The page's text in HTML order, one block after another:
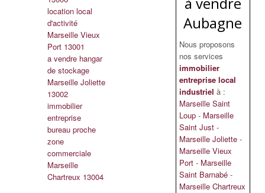
location local
d'activité
Marseille Vieux
Port 13001
a vendre hangar
de stockage
Marseille Joliette
13002
immobilier
entreprise
bureau proche
zone
commerciale
Marseille
Chartreux 13004
Aubagne
Nous proposons
nos services
immobilier
entreprise local
industriel à :
Marseille Saint
Loup - Marseille
Saint Just -
Marseille Joliette -
Marseille Vieux
Port - Marseille
Saint Barnabé -
Marseille Chartreux